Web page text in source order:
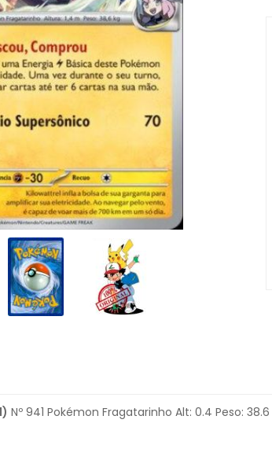
Nº 941 Pokémon Fragatarinho Alt: 0.4 Peso: 38.6